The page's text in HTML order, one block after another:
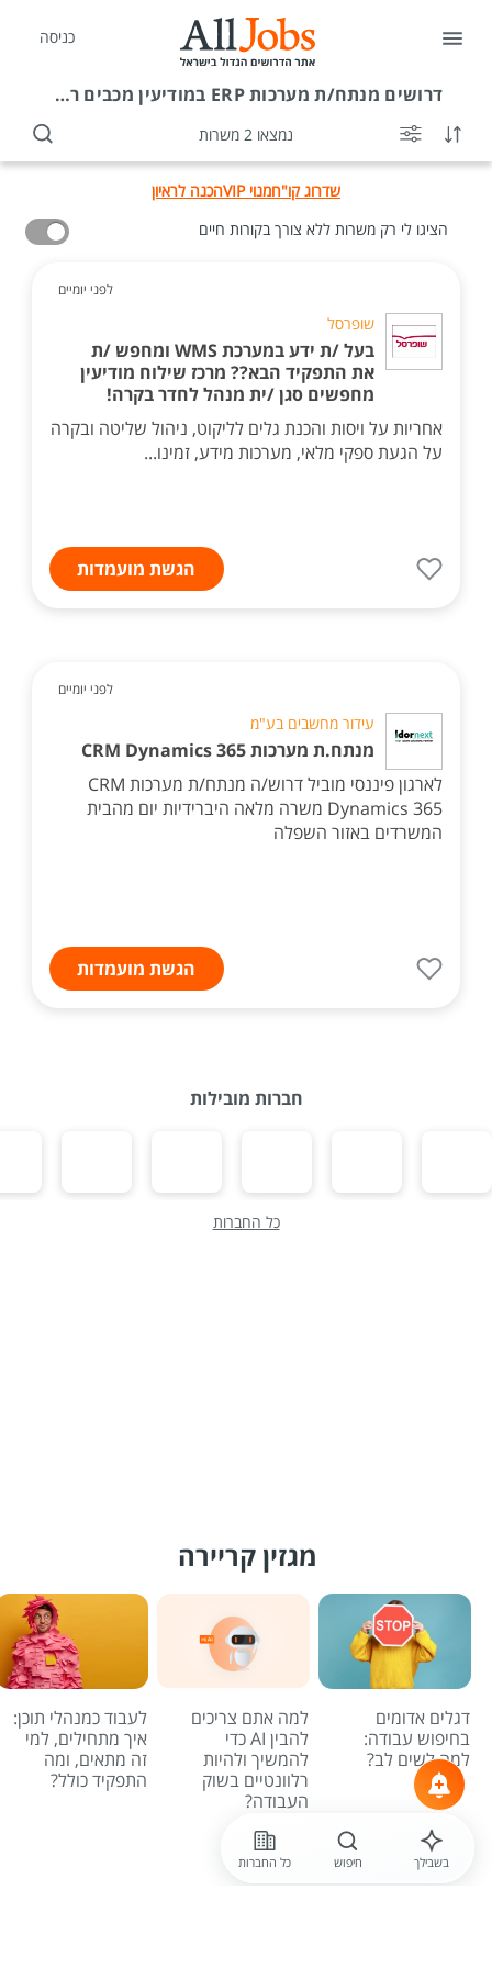
כניסה
דרושים מנתח/ת מערכות ERP במודיעין מכבים רעות
נמצאו 2 משרות
שדרוג קו"חמנוי VIP
הכנה לראיון
הציגו לי רק משרות ללא צורך בקורות חיים
לפני יומיים
שופרסל
בעל /ת ידע במערכת WMS ומחפש /ת
את התפקיד הבא?? מרכז שילוח מודיעין
מחפשים סגן /ית מנהל לחדר בקרה!
אחריות על ויסות והכנת גלים לליקוט, ניהול שליטה ובקרה
על הגעת ספקי מלאי, מערכות מידע, זמינו...
הגשת מועמדות
לפני יומיים
עידור מחשבים בע"מ
מנתח.ת מערכות CRM Dynamics 365
לארגון פיננסי מוביל דרוש/ה מנתח/ת מערכות CRM
Dynamics 365 משרה מלאה היברידיות יום מהבית
המשרדים באזור השפלה
הגשת מועמדות
חברות מובילות
כל החברות
מגזין קריירה
דגלים אדומים
בחיפוש עבודה:
למה לשים לב?
למה אתם צריכים
להבין AI כדי
להמשיך ולהיות
רלוונטיים בשוק
העבודה?
לעבוד כמנהלי תוכן:
איך מתחילים, למי
זה מתאים, ומה
התפקיד כולל?
לכל הכתבות
בשבילך חיפוש כל החברות